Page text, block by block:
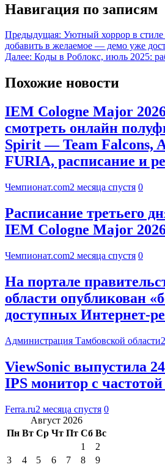
Навигация по записям
Предыдущая: Уютный хоррор в
добавить в желаемое — демо уже
Далее: Коды в Роблокс, июль 2025:
Похожие новости
IEM Cologne Major
смотреть онлайн
Spirit — Team Falcons,
FURIA, расписание и
Чемпионат.com2 месяца спустя 0
Расписание третьего
IEM Cologne Major
Чемпионат.com2 месяца спустя 0
На портале
области опубликован
доступных Интернет-
Администрация Тамбовской области
ViewSonic выпустила
IPS монитор с
Ferra.ru2 месяца спустя 0
Август 2026
Пн Вт Ср Чт Пт Сб Вс
1
2
3
4 5 6 7 8
9